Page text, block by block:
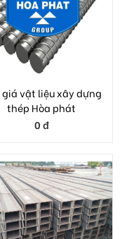
thép Hòa phát
0 đ
Thép Hình U
0 đ